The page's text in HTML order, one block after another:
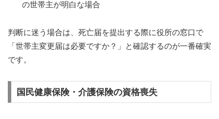
の世帯主が明白な場合
判断に迷う場合は、死亡届を提出する際に役所の窓口で
「世帯主変更届は必要ですか？」と確認するのが一番確実
です。
国民健康保険・介護保険の資格喪失